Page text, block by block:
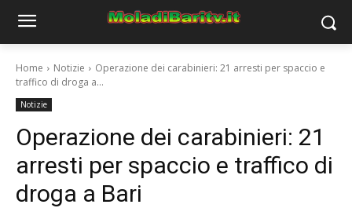
Home Notizie
Operazione dei carabinieri: 21 arresti per spaccio e
traffico di droga a...
Notizie
Operazione dei carabinieri: 21
arresti per spaccio e traffico di
droga a Bari